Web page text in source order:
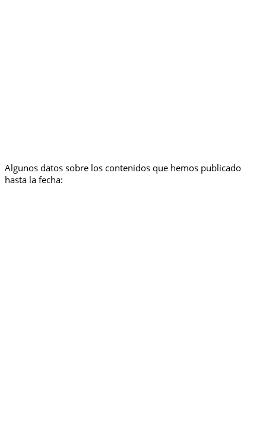
Algunos datos sobre los contenidos que hemos publicado
hasta la fecha: